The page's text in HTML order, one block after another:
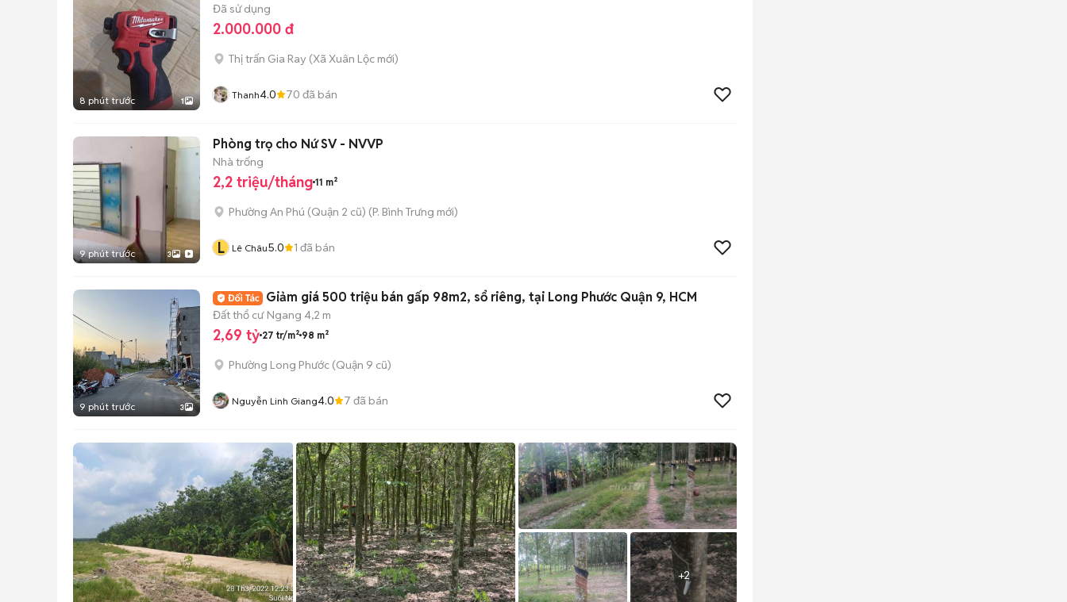
8 phút trước 1
Đã sử dụng
2.000.000 đ
Thị trấn Gia Ray (Xã Xuân Lộc mới)
Thanh4.0 70 đã bán
9 phút trước 3
Phòng trọ cho Nứ SV - NVVP
Nhà trống
2,2 triệu/tháng 11 m²
Phường An Phú (Quận 2 cũ) (P. Bình Trưng mới)
L Lê Châu5.0 1 đã bán
9 phút trước 3
Giảm giá 500 triệu bán gấp 98m2, sổ riêng, tại Long Phước Quận 9, HCM
Đất thổ cư Ngang 4,2 m
2,69 tỷ 27 tr/m² 98 m²
Phường Long Phước (Quận 9 cũ)
Nguyễn Linh Giang4.0 7 đã bán
+2